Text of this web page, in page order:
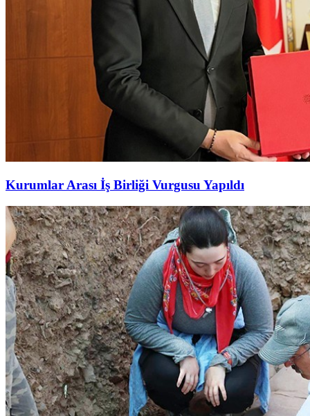
Kurumlar Arası İş Birliği Vurgusu Yapıldı